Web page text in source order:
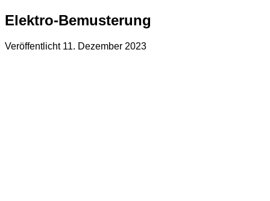
Elektro-Bemusterung
Veröffentlicht 11. Dezember 2023